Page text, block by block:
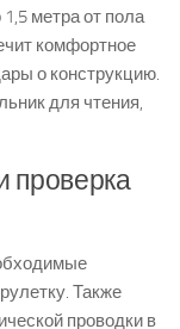
метра от пола
комфортное
о конструкцию.
для чтения,
проверка
Также
проводки в